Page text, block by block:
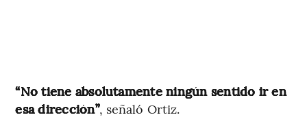
“No tiene absolutamente ningún sentido ir en
esa dirección”, señaló Ortiz.